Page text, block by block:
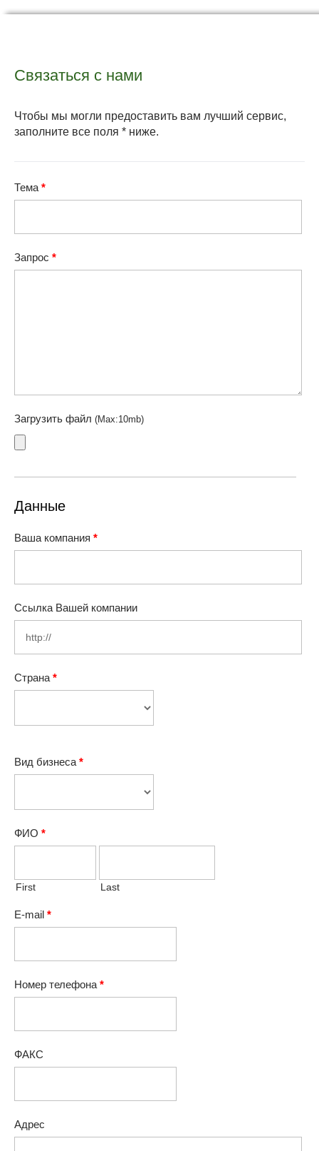
Связаться с нами
Чтобы мы могли предоставить вам лучший сервис,
заполните все поля * ниже.
Тема *
Запрос *
Загрузить файл (Max:10mb)
Данные
Ваша компания *
Ссылка Вашей компании
Страна *
Вид бизнеса *
ФИО *
First Last
E-mail *
Номер телефона *
ФАКС
Адрес